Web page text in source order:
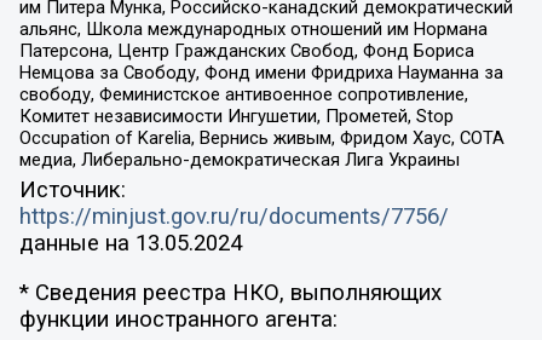
им Питера Мунка, Российско-канадский демократический
альянс, Школа международных отношений им Нормана
Патерсона, Центр Гражданских Свобод, Фонд Бориса
Немцова за Свободу, Фонд имени Фридриха Науманна за
свободу, Феминистское антивоенное сопротивление,
Комитет независимости Ингушетии, Прометей, Stop
Occupation of Karelia, Вернись живым, Фридом Хаус, СОТА
медиа, Либерально-демократическая Лига Украины
Источник:
https://minjust.gov.ru/ru/documents/7756/
данные на 13.05.2024
* Сведения реестра НКО, выполняющих
функции иностранного агента: